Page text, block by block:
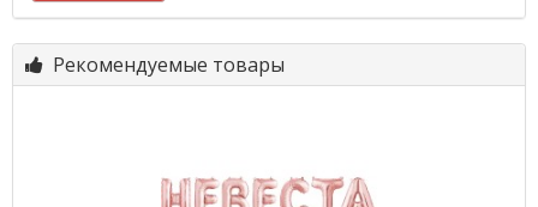
Рекомендуемые товары